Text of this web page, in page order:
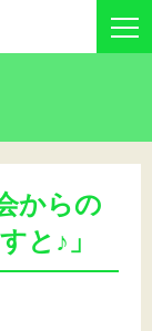
からの
と♪」